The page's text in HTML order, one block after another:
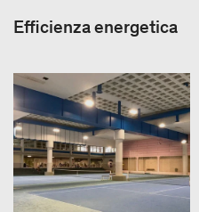
Efficienza energetica